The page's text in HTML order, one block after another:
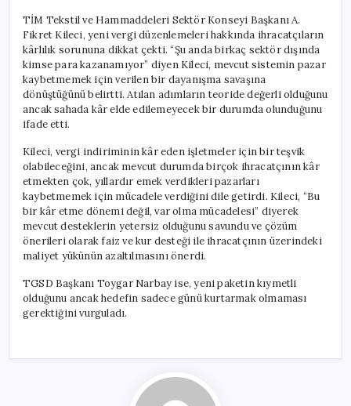
TİM Tekstil ve Hammaddeleri Sektör Konseyi Başkanı A.
Fikret Kileci, yeni vergi düzenlemeleri hakkında ihracatçıların
kârlılık sorununa dikkat çekti. “Şu anda birkaç sektör dışında
kimse para kazanamıyor” diyen Kileci, mevcut sistemin pazar
kaybetmemek için verilen bir dayanışma savaşına
dönüştüğünü belirtti. Atılan adımların teoride değerli olduğunu
ancak sahada kâr elde edilemeyecek bir durumda olunduğunu
ifade etti.
Kileci, vergi indiriminin kâr eden işletmeler için bir teşvik
olabileceğini, ancak mevcut durumda birçok ihracatçının kâr
etmekten çok, yıllardır emek verdikleri pazarları
kaybetmemek için mücadele verdiğini dile getirdi. Kileci, “Bu
bir kâr etme dönemi değil, var olma mücadelesi” diyerek
mevcut desteklerin yetersiz olduğunu savundu ve çözüm
önerileri olarak faiz ve kur desteği ile ihracatçının üzerindeki
maliyet yükünün azaltılmasını önerdi.
TGSD Başkanı Toygar Narbay ise, yeni paketin kıymetli
olduğunu ancak hedefin sadece günü kurtarmak olmaması
gerektiğini vurguladı.